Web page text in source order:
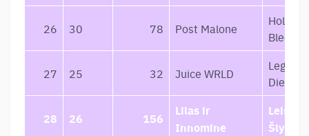
26 30 78 Post Malone
27 25 32 Juice WRLD
Die
28 26 156
Lilas ir
Innomine
Leisk